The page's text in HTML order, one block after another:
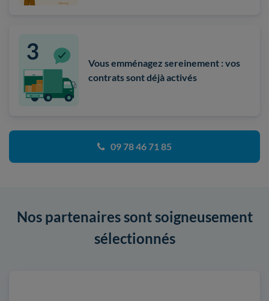
Vous emménagez sereinement : vos
contrats sont déjà activés
09 78 46 71 85
Nos partenaires sont soigneusement
sélectionnés